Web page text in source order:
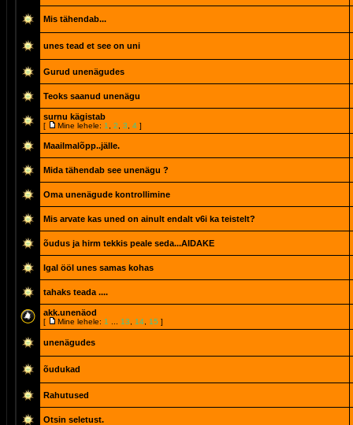
Mis tähendab...
unes tead et see on uni
Gurud unenägudes
Teoks saanud unenägu
surnu kägistab
[ Mine lehele: 1 2 3 4 ]
Maailmalõpp..jälle.
Mida tähendab see unenägu ?
Oma unenägude kontrollimine
Mis arvate kas uned on ainult endalt v6i ka teistelt?
õudus ja hirm tekkis peale seda...AIDAKE
Igal ööl unes samas kohas
tahaks teada ....
akk.unenäod
[ Mine lehele: 1 13 14 15 ]
unenägudes
õudukad
Rahutused
Otsin seletust.